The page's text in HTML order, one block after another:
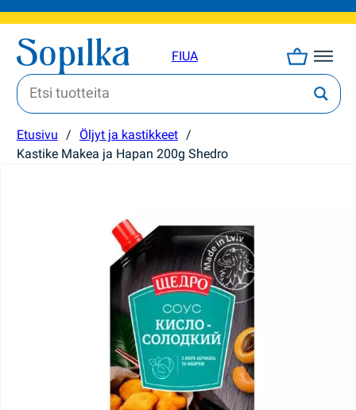
FIUA
Etusivu / Öljyt ja kastikkeet /
Kastike Makea ja Hapan 200g Shedro